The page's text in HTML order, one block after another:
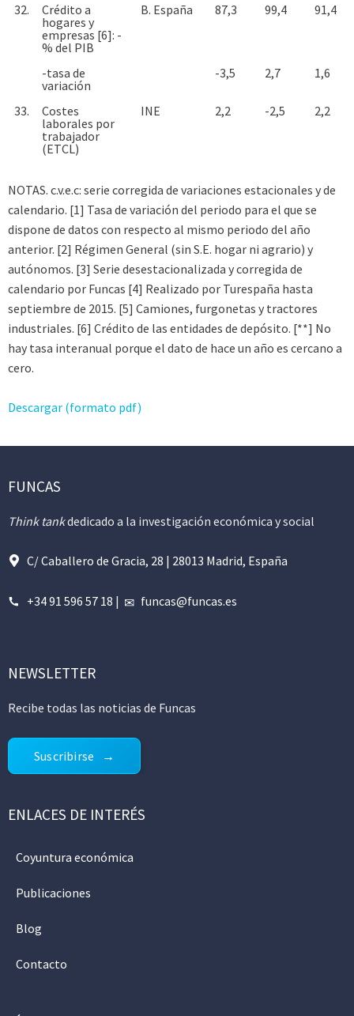
32.
Crédito a
hogares y
empresas [6]: -
% del PIB
B. España 87,3 99,4 91,4
-tasa de
variación
-3,5 2,7 1,6
33.
Costes
laborales por
trabajador
(ETCL)
INE 2,2 -2,5 2,2
NOTAS. c.v.e.c: serie corregida de variaciones estacionales y de
calendario. [1] Tasa de variación del periodo para el que se
dispone de datos con respecto al mismo periodo del año
anterior. [2] Régimen General (sin S.E. hogar ni agrario) y
autónomos. [3] Serie desestacionalizada y corregida de
calendario por Funcas [4] Realizado por Turespaña hasta
septiembre de 2015. [5] Camiones, furgonetas y tractores
industriales. [6] Crédito de las entidades de depósito. [**] No
hay tasa interanual porque el dato de hace un año es cercano a
cero.
Descargar (formato pdf)
FUNCAS
Think tankdedicado a la investigación económica y social
C/ Caballero de Gracia, 28 | 28013 Madrid, España
+34 91 596 57 18 | funcas@funcas.es
NEWSLETTER
Recibe todas las noticias de Funcas
Suscribirse
ENLACES DE INTERÉS
Coyuntura económica
Publicaciones
Blog
Contacto